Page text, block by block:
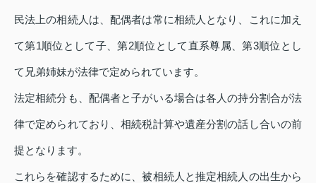
民法上の相続人は、配偶者は常に相続人となり、これに加え
て第1順位として子、第2順位として直系尊属、第3順位とし
て兄弟姉妹が法律で定められています。
法定相続分も、配偶者と子がいる場合は各人の持分割合が法
律で定められており、相続税計算や遺産分割の話し合いの前
提となります。
これらを確認するために、被相続人と推定相続人の出生から